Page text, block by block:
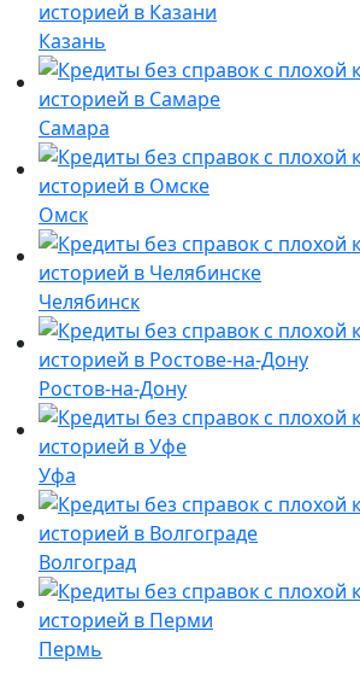
Казань
Самара
Омск
Челябинск
Ростов-на-Дону
Уфа
Волгоград
Пермь